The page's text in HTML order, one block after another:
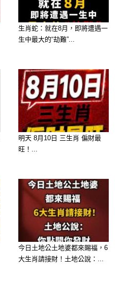
生肖蛇：就在8月，即將遭遇一
生中最大的“劫難”...
明天 8月10日 三生肖 偏財最
旺！...
今日土地公土地婆都來賜福，6
大生肖請接財！土地公說：...